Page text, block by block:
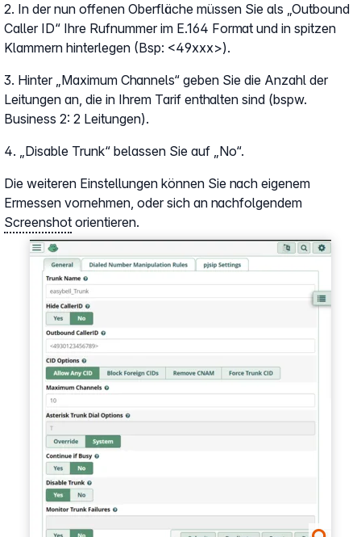
2. In der nun offenen Oberfläche müssen Sie als „Outbound
Caller ID“ Ihre Rufnummer im E.164 Format und in spitzen
Klammern hinterlegen (Bsp: <49xxx>).
3. Hinter „Maximum Channels“ geben Sie die Anzahl der
Leitungen an, die in Ihrem Tarif enthalten sind (bspw.
Business 2: 2 Leitungen).
4. „Disable Trunk“ belassen Sie auf „No“.
Die weiteren Einstellungen können Sie nach eigenem
Ermessen vornehmen, oder sich an nachfolgendem
Screenshot orientieren.
Show larger version